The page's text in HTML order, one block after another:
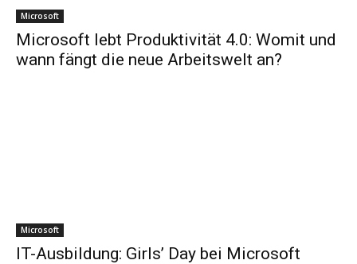
Microsoft
Microsoft lebt Produktivität 4.0: Womit und
wann fängt die neue Arbeitswelt an?
Microsoft
IT-Ausbildung: Girls’ Day bei Microsoft